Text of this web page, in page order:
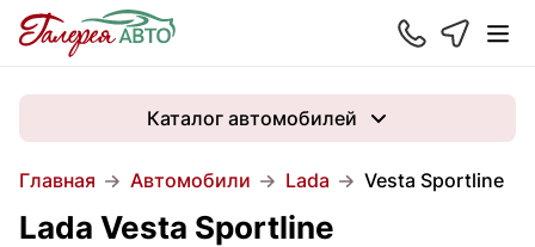
Главная Автомобили Lada Vesta Sportline
Каталог автомобилей
Lada Vesta Sportline